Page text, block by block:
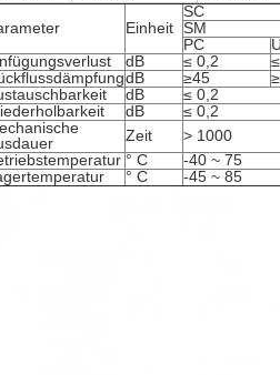
Einheit
SC
SM
PC
dB ≤ 0,2
dB ≥45
dB
≤ 0,2
dB
≤ 0,2
Zeit
> 1000
° C
-40 ~ 75
° C -45 ~ 85